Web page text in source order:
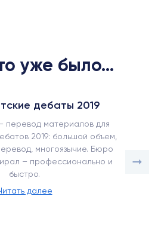
уже было...
дебаты 2019
перевод материалов для
2019: большой объем,
многоязычие. Бюро
– профессионально и
быстро.
далее